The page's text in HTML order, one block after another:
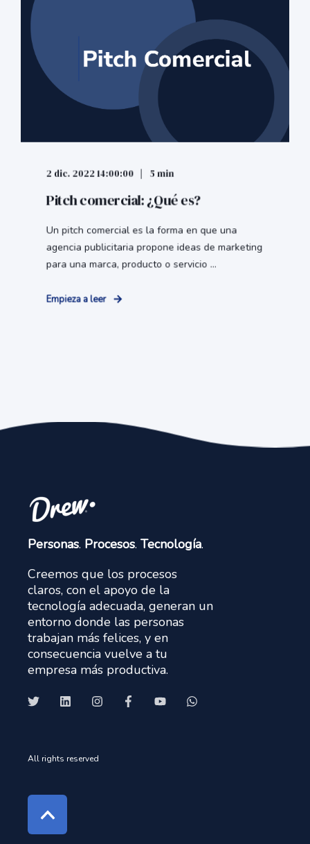
2 dic. 2022 14:00:00 5 min
Pitch comercial: ¿Qué es?
Un pitch comercial es la forma en que una
agencia publicitaria propone ideas de marketing
para una marca, producto o servicio ...
Empieza a leer
Personas. Procesos. Tecnología.
Creemos que los procesos
claros, con el apoyo de la
tecnología adecuada, generan un
entorno donde las personas
trabajan más felices, y en
consecuencia vuelve a tu
empresa más productiva.
All rights reserved